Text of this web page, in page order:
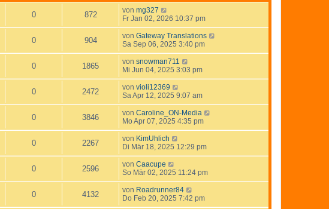
0 872 von mg327
Fr Jan 02, 2026 10:37 pm
0 904 von Gateway Translations
Sa Sep 06, 2025 3:40 pm
0 1865 von snowman711
Mi Jun 04, 2025 3:03 pm
0 2472 von violi12369
Sa Apr 12, 2025 9:07 am
0 3846 von Caroline_ON-Media
Mo Apr 07, 2025 4:35 pm
0 2267 von KimUhlich
Di Mär 18, 2025 12:29 pm
0 2596 von Caacupe
So Mär 02, 2025 11:24 pm
0 4132 von Roadrunner84
Do Feb 20, 2025 7:42 pm